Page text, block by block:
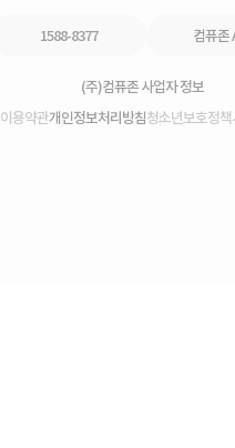
1588-8377 컴퓨존
(주)컴퓨존 사업자 정보
이용약관개인정보처리방침청소년보호정책